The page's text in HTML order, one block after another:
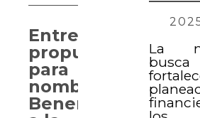
La
busca
Entregan
propuesta
para
nombrar
Benemérita